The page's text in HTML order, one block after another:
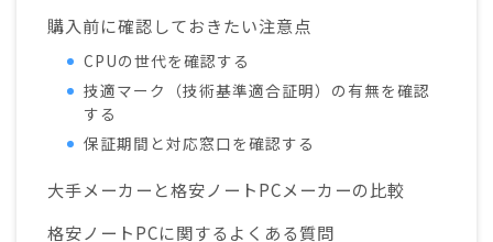
購入前に確認しておきたい注意点
CPUの世代を確認する
技適マーク（技術基準適合証明）の有無を確認
する
保証期間と対応窓口を確認する
大手メーカーと格安ノートPCメーカーの比較
格安ノートPCに関するよくある質問